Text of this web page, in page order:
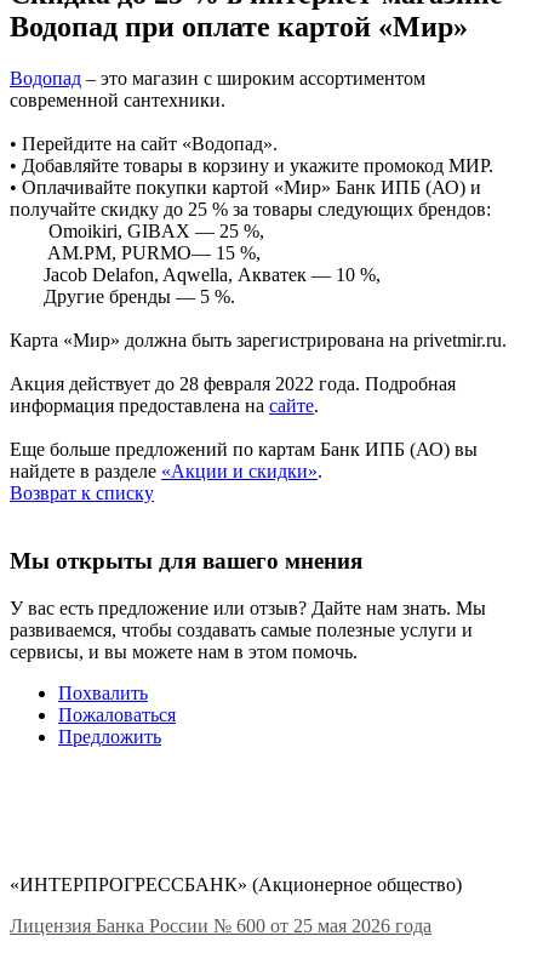
Водопад при оплате картой «Мир»
Водопад – это магазин с широким ассортиментом
современной сантехники.
• Перейдите на сайт «Водопад».
• Добавляйте товары в корзину и укажите промокод МИР.
• Оплачивайте покупки картой «Мир» Банк ИПБ (АО) и
получайте скидку до 25 % за товары следующих брендов:
Omoikiri, GIBAX — 25 %,
AM.PM, PURMO— 15 %,
Jacob Delafon, Aqwella, Акватек — 10 %,
Другие бренды — 5 %.
Карта «Мир» должна быть зарегистрирована на privetmir.ru.
Акция действует до 28 февраля 2022 года. Подробная
информация предоставлена на сайте.
Еще больше предложений по картам Банк ИПБ (АО) вы
найдете в разделе «Акции и скидки».
Возврат к списку
Мы открыты для вашего мнения
У вас есть предложение или отзыв? Дайте нам знать. Мы
развиваемся, чтобы создавать самые полезные услуги и
сервисы, и вы можете нам в этом помочь.
Похвалить
Пожаловаться
Предложить
«ИНТЕРПРОГРЕССБАНК» (Акционерное общество)
Лицензия Банка России № 600 от 25 мая 2026 года